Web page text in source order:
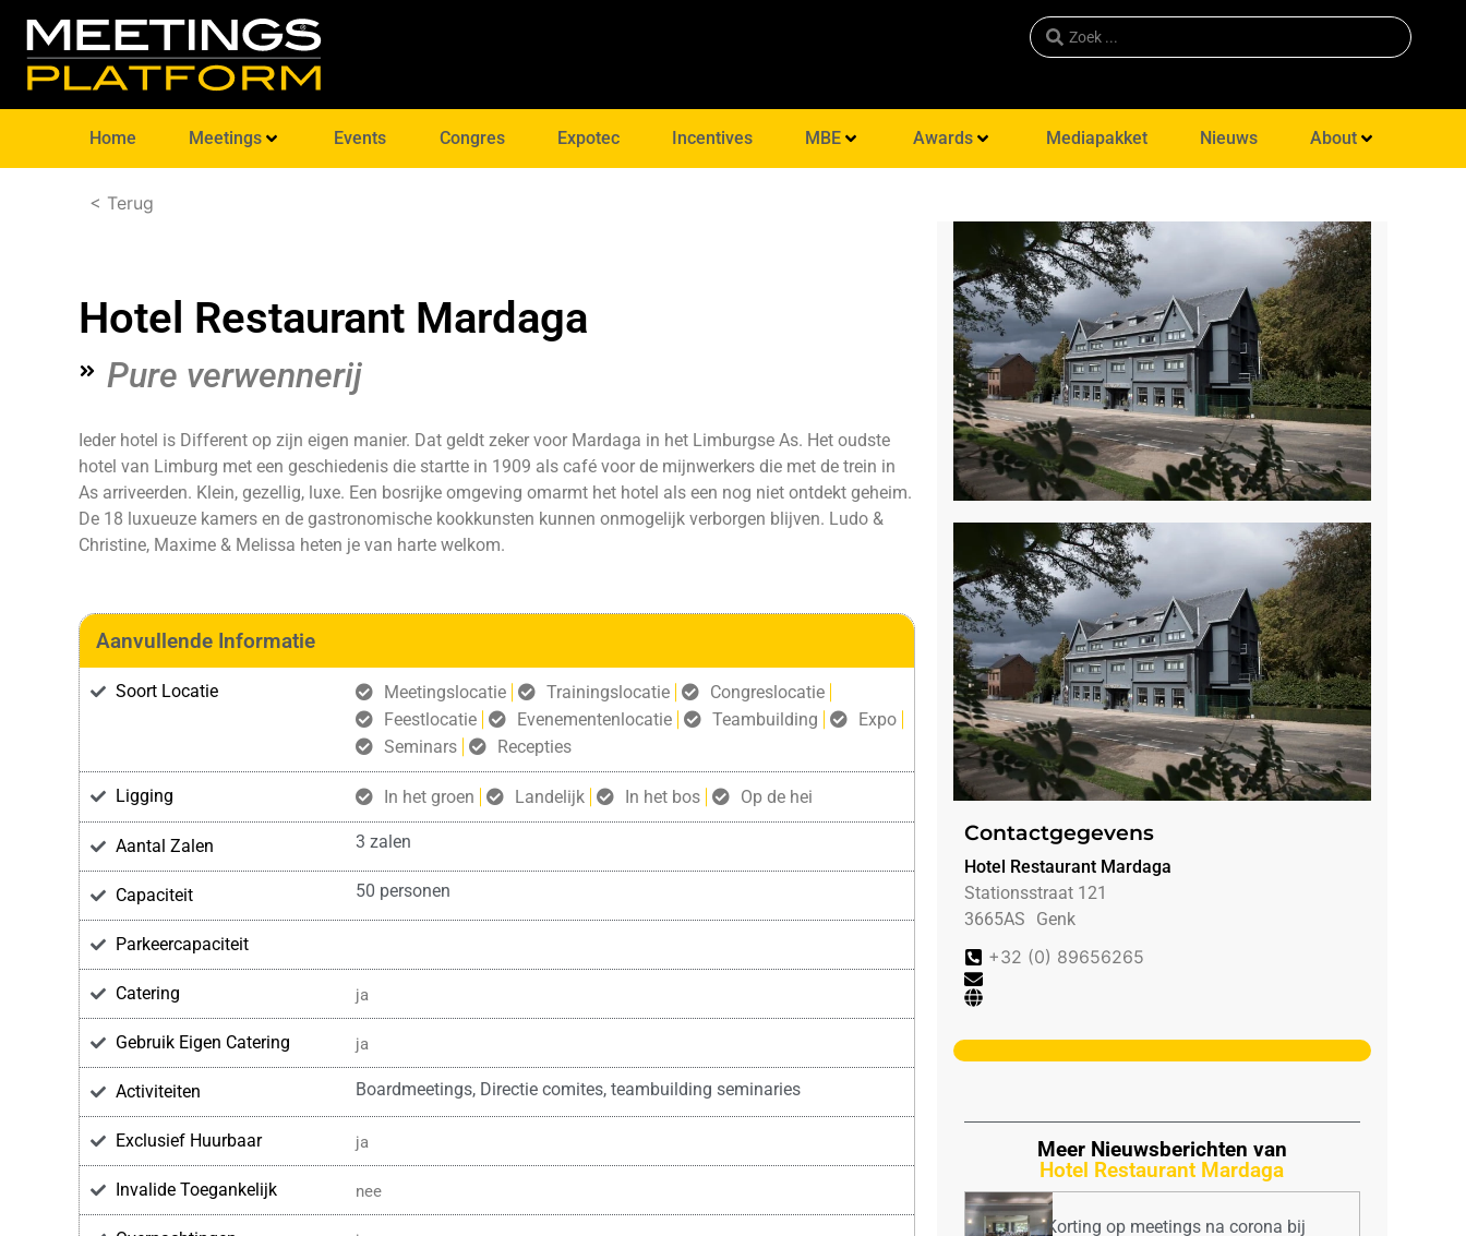
Home Meetings Events Congres Expotec Incentives MBE Awards Mediapakket Nieuws About
< Terug
Hotel Restaurant Mardaga
Pure verwennerij
Ieder hotel is Different op zijn eigen manier. Dat geldt zeker voor Mardaga in het Limburgse As. Het oudste
hotel van Limburg met een geschiedenis die startte in 1909 als café voor de mijnwerkers die met de trein in
As arriveerden. Klein, gezellig, luxe. Een bosrijke omgeving om­armt het hotel als een nog niet ontdekt geheim.
De 18 luxueuze kamers en de gastronomische kookkunsten kunnen onmogelijk verborgen blijven. Ludo &
Christine, Maxime & Melissa heten je van harte welkom.
Aanvullende Informatie
Soort Locatie Meetingslocatie Trainingslocatie
Congreslocatie
Feestlocatie
Evenementenlocatie Teambuilding
Expo
Seminars
Recepties
Ligging In het groen Landelijk In het bos Op de hei
Aantal Zalen 3 zalen
Capaciteit 50 personen
Parkeercapaciteit
Catering ja
Gebruik Eigen Catering ja
Activiteiten Boardmeetings, Directie comites, teambuilding seminaries
Exclusief Huurbaar ja
Invalide Toegankelijk nee
Contactgegevens
Hotel Restaurant Mardaga
Stationsstraat 121
3665AS
Genk
+32 (0) 89656265
Meer Nieuwsberichten van
Hotel Restaurant Mardaga
Korting op meetings na corona bij